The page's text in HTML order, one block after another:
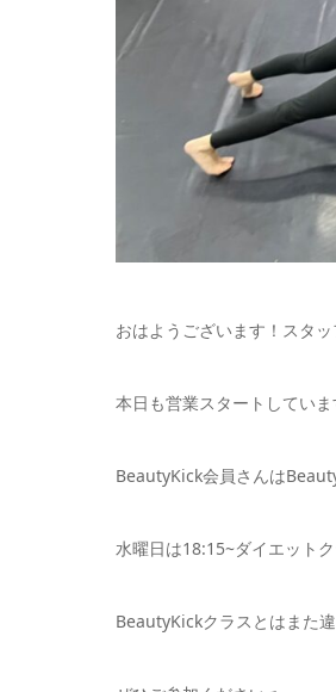
おはようございます！スタッ
本日も営業スタートしてい
BeautyKick会員さんは
水曜日は18:15~ダイエット
BeautyKickクラスとはまた